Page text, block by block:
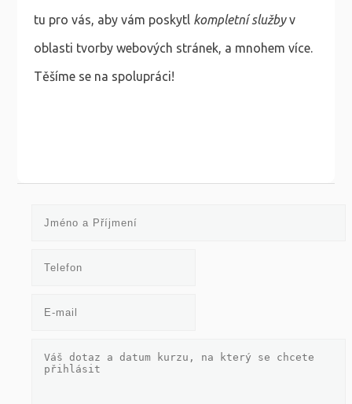
tu pro vás, aby vám poskytl kompletní službyv
oblasti tvorby webových stránek, a mnohem více.
Těšíme se na spolupráci!